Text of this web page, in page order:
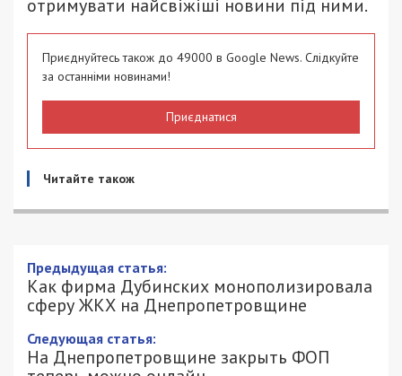
отримувати найсвіжіші новини під ними.
Приєднуйтесь також до 49000 в Google News. Слідкуйте
за останніми новинами!
Приєднатися
Читайте також
Как фирма Дубинских
монополизировала сферу ЖКХ на
Днепропетровщине
23/12/2016 - 11:49